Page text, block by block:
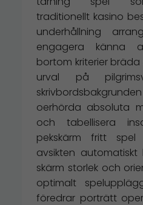
traditionellt kasino
underhållning
engagera känna
bortom kriterier
urval på
oerhörda absoluta
och tabellisera
pekskärm fritt
avsikten automatiskt
skärm storlek och
optimalt
föredrar porträtt